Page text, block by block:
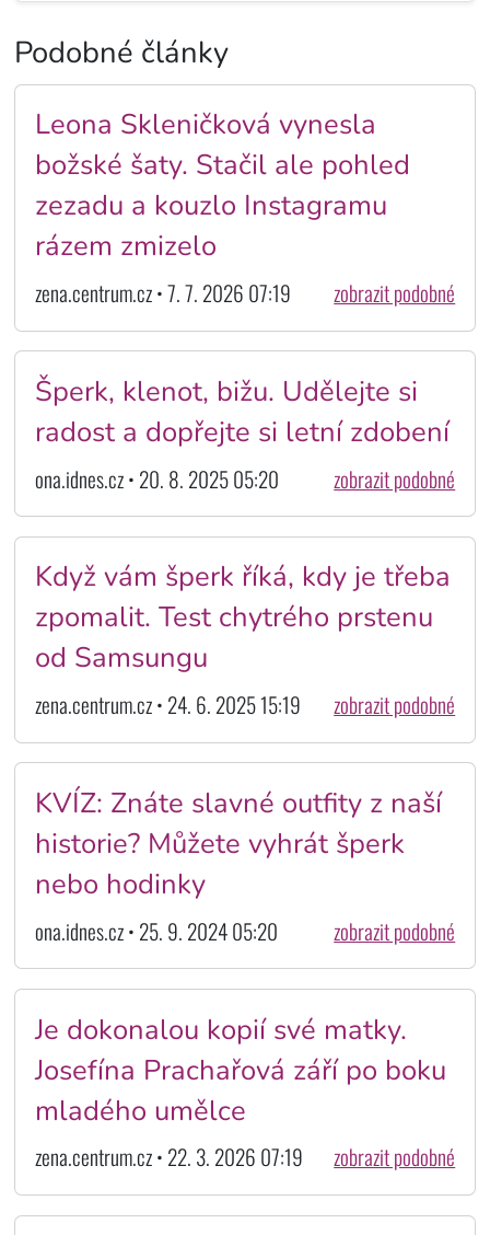
Podobné články
Leona Skleničková vynesla
božské šaty. Stačil ale pohled
zezadu a kouzlo Instagramu
rázem zmizelo
zena.centrum.cz • 7. 7. 2026 07:19 zobrazit podobné
Šperk, klenot, bižu. Udělejte si
radost a dopřejte si letní zdobení
ona.idnes.cz • 20. 8. 2025 05:20 zobrazit podobné
Když vám šperk říká, kdy je třeba
zpomalit. Test chytrého prstenu
od Samsungu
zena.centrum.cz • 24. 6. 2025 15:19 zobrazit podobné
KVÍZ: Znáte slavné outfity z naší
historie? Můžete vyhrát šperk
nebo hodinky
ona.idnes.cz • 25. 9. 2024 05:20 zobrazit podobné
Je dokonalou kopií své matky.
Josefína Prachařová září po boku
mladého umělce
zena.centrum.cz • 22. 3. 2026 07:19 zobrazit podobné